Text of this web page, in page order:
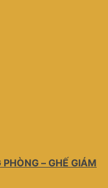
– GHẾ GIÁM